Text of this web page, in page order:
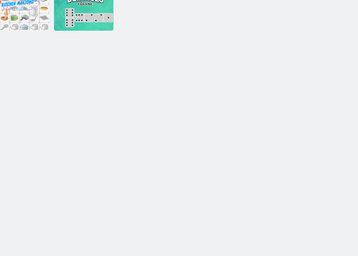
Mora boj Onet Connect